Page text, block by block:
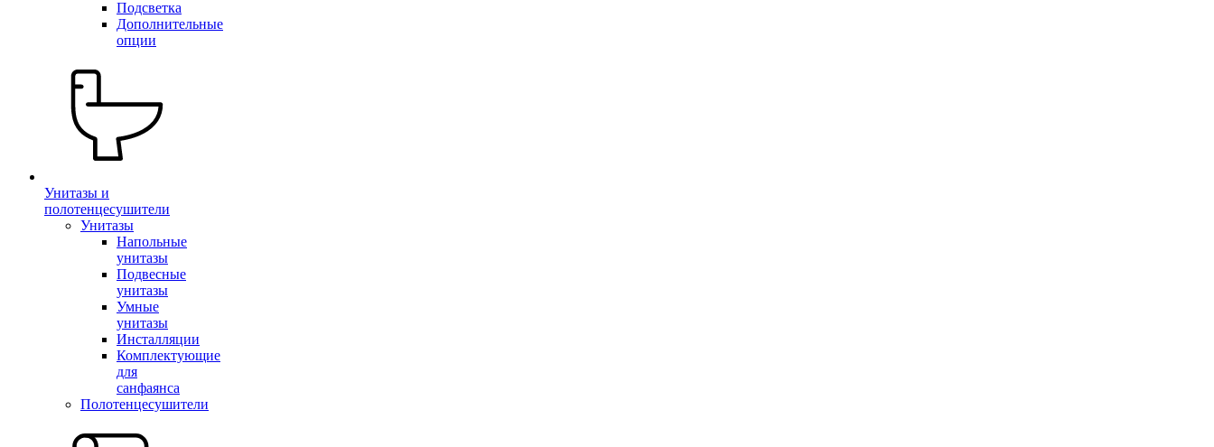
Подсветка
Дополнительные
опции
Унитазы и
полотенцесушители
Унитазы
Напольные
унитазы
Подвесные
унитазы
Умные
унитазы
Инсталляции
Комплектующие
для
санфаянса
Полотенцесушители